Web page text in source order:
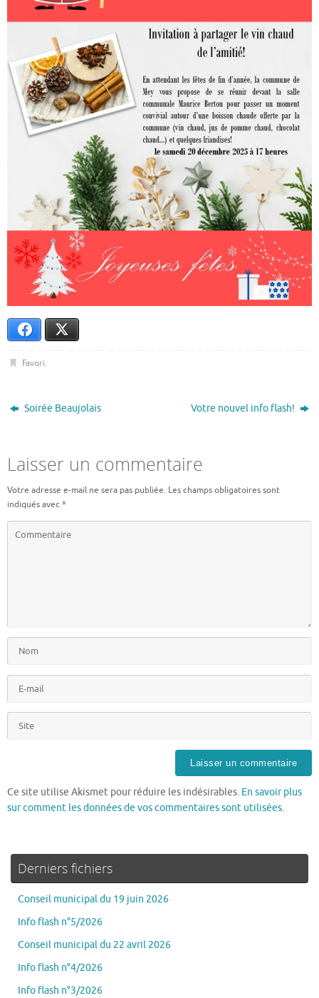
Facebook
Favori.
Soirée Beaujolais Votre nouvel info flash!
Laisser un commentaire
Votre adresse e-mail ne sera pas publiée. Les champs obligatoires sont
indiqués avec*
Ce site utilise Akismet pour réduire les indésirables. En savoir plus
sur comment les données de vos commentaires sont utilisées.
Derniers fichiers
Conseil municipal du 19 juin 2026
Info flash n°5/2026
Conseil municipal du 22 avril 2026
Info flash n°4/2026
Info flash n°3/2026